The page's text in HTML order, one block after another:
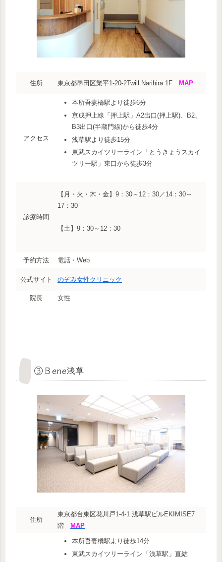
住所 東京都墨田区業平1-20-2Twill Narihira 1F MAP
アクセス
本所吾妻橋駅より徒歩6分
京成押上線「押上駅」 A2出口(押上駅)、B2、
B3出口(半蔵門線)から徒歩4分
浅草駅より徒歩15分
東武スカイツリーライン 「とうきょうスカイ
ツリー駅」 東口から徒歩3分
診療時間
【月・火・木・金】9：30～12：30／14：30～
17：30
【土】9：30～12：30
予約方法 電話・Web
公式サイト のぞみ女性クリニック
院長 女性
③Ｂene浅草
住所
東京都台東区花川戸1-4-1 浅草駅ビルEKIMISE7
階 MAP
本所吾妻橋駅より徒歩14分
東武スカイツリーライン「浅草駅」直結